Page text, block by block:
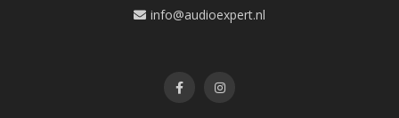
info@audioexpert.nl